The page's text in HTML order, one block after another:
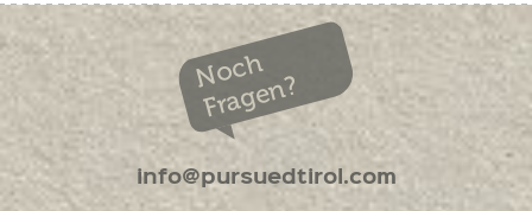
Noch
Fragen?
info@pursuedtirol.com